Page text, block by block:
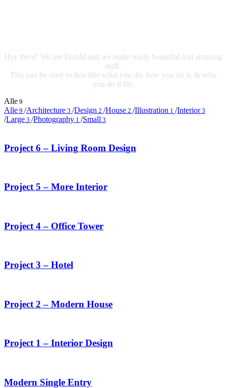
Hey there! We are Enfold and we make really beautiful and amazing
stuff.
This can be used to describe what you do, how you do it, & who
you do it for.
Alle 9
Alle 9 /Architecture 3 /Design 2 /House 2 /Illustration 1 /Interior3
/Large 3 /Photography 1 /Small 3
Project 6 – Living Room Design
Project 5 – More Interior
Project 4 – Office Tower
Project 3 – Hotel
Project 2 – Modern House
Project 1 – Interior Design
Modern Single Entry